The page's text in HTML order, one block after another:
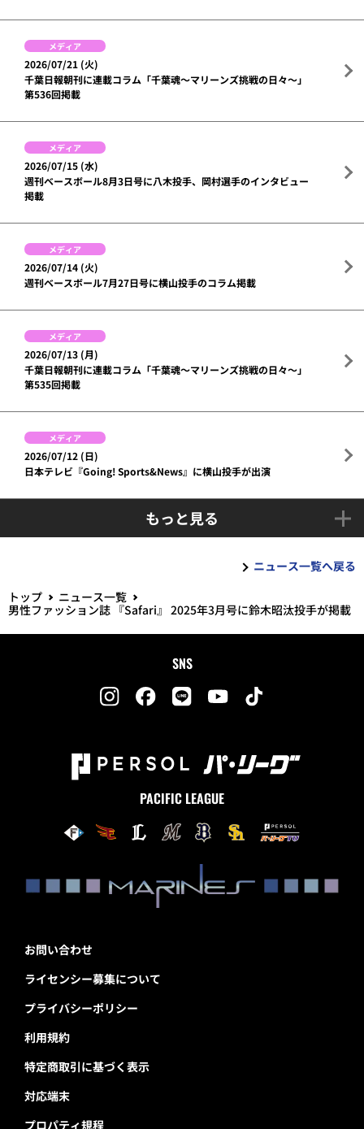
メディア
2026/07/21 (火)
千葉日報朝刊に連載コラム「千葉魂～マリーンズ挑戦の日々～」
第536回掲載
メディア
2026/07/15 (水)
週刊ベースボール8月3日号に八木投手、岡村選手のインタビュー
掲載
メディア
2026/07/14 (火)
週刊ベースボール7月27日号に横山投手のコラム掲載
メディア
2026/07/13 (月)
千葉日報朝刊に連載コラム「千葉魂～マリーンズ挑戦の日々～」
第535回掲載
メディア
2026/07/12 (日)
日本テレビ『Going! Sports&News』に横山投手が出演
もっと見る
ニュース一覧へ戻る
トップ
ニュース一覧
男性ファッション誌 『Safari』 2025年3月号に鈴木昭汰投手が掲載
SNS
PACIFIC LEAGUE
お問い合わせ
ライセンシー募集について
プライバシーポリシー
利用規約
特定商取引に基づく表示
対応端末
プロパティ規程